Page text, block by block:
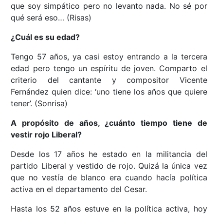
que soy simpático pero no levanto nada. No sé por
qué será eso… (Risas)
¿Cuál es su edad?
Tengo 57 años, ya casi estoy entrando a la tercera
edad pero tengo un espíritu de joven. Comparto el
criterio del cantante y compositor Vicente
Fernández quien dice: ‘uno tiene los años que quiere
tener’. (Sonrisa)
A propósito de años, ¿cuánto tiempo tiene de
vestir rojo Liberal?
Desde los 17 años he estado en la militancia del
partido Liberal y vestido de rojo. Quizá la única vez
que no vestía de blanco era cuando hacía política
activa en el departamento del Cesar.
Hasta los 52 años estuve en la política activa, hoy